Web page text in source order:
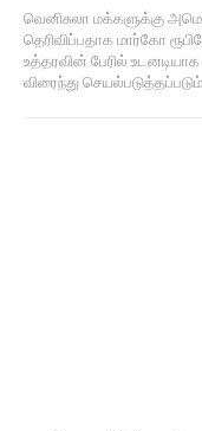
​வெனிசுலா மக்களுக்கு
தெரிவிப்பதாக மார்கோ
உத்தரவின் பேரில்
விரைந்து